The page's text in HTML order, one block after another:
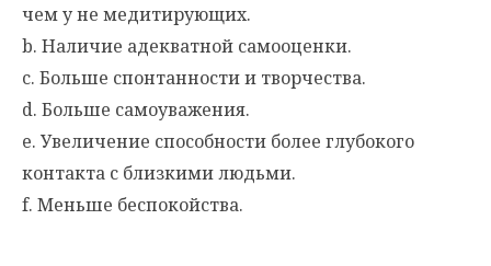
чем у не медитирующих.
b. Наличие адекватной самооценки.
c. Больше спонтанности и творчества.
d. Больше самоуважения.
e. Увеличение способности более глубокого
контакта с близкими людьми.
f. Меньше беспокойства.